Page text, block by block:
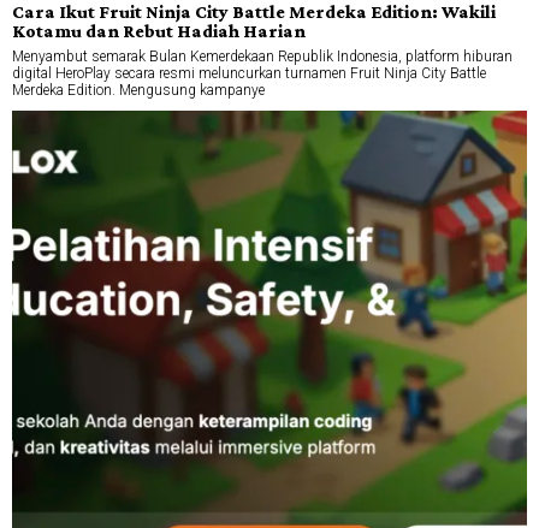
Cara Ikut Fruit Ninja City Battle Merdeka Edition: Wakili
Kotamu dan Rebut Hadiah Harian
Menyambut semarak Bulan Kemerdekaan Republik Indonesia, platform hiburan
digital HeroPlay secara resmi meluncurkan turnamen Fruit Ninja City Battle
Merdeka Edition. Mengusung kampanye